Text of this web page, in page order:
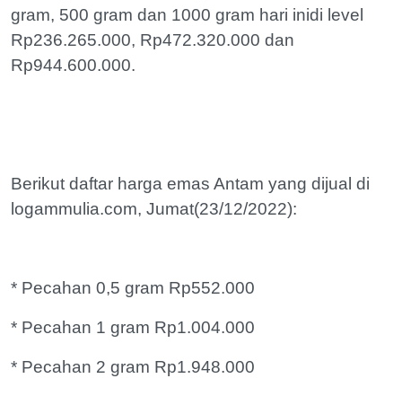
gram, 500 gram dan 1000 gram hari inidi level
Rp236.265.000, Rp472.320.000 dan
Rp944.600.000.
Berikut daftar harga emas Antam yang dijual di
logammulia.com, Jumat(23/12/2022):
* Pecahan 0,5 gram Rp552.000
* Pecahan 1 gram Rp1.004.000
* Pecahan 2 gram Rp1.948.000